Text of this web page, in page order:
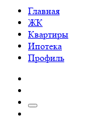
Главная
ЖК
Квартиры
Ипотека
Профиль